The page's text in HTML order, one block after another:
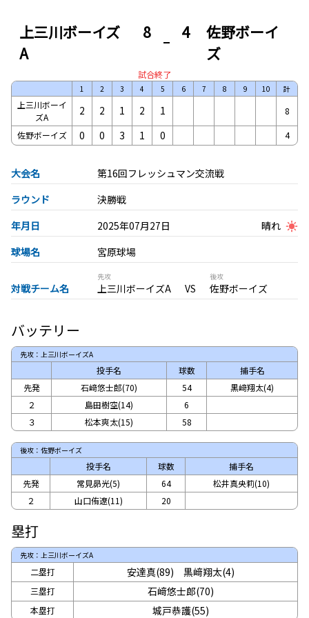
上三川ボーイズ
A
8
佐野ボーイ
ズ
4
試合終了
1 2 3 4 5 6 7 8 9 10 計
上三川ボーイ
ズA
2 2 1 2 1 8
佐野ボーイズ 0 0 3 1 0 4
大会名
第16回フレッシュマン交流戦
ラウンド
決勝戦
年月日
2025年07月27日
晴れ
球場名
宮原球場
対戦チーム名
先攻
上三川ボーイズA
後攻
佐野ボーイズ
バッテリー
先攻：上三川ボーイズA
投手名 球数
捕手名
先発
石﨑悠士郎(70) 54
黒﨑翔太(4)
２
島田樹空(14)
6
３
松本爽太(15) 58
後攻：佐野ボーイズ
投手名 球数
捕手名
先発
常見昴光(5) 64
松井真央莉(10)
２
山口侑遼(11) 20
塁打
先攻：上三川ボーイズA
二塁打 安達真(89) 黒﨑翔太(4)
三塁打 石﨑悠士郎(70)
本塁打 城戸恭護(55)